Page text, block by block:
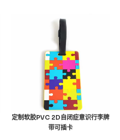
定制软胶PVC 2D自闭症意识行李牌
带可插卡